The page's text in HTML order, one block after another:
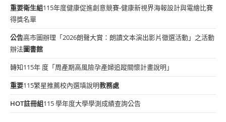
重要衛生組115年度健康促進創意競賽-健康新視界海報設計與電繪比賽
得獎名單
公告高市圖辦理「2026朗聲大賞：朗讀文本演出影片徵選活動」之活動
辦法圖書館
轉知115年 度「周產期高風險孕產婦追蹤關懷計畫說明」
重要115繁星推薦校內選填說明教務處
HOT註冊組115 學年度大學學測成績查詢公告